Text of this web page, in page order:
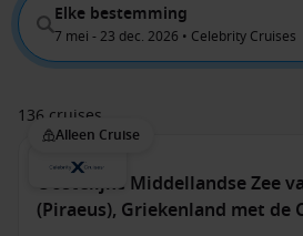
Elke bestemming
7 mei - 23 dec. 2026 • Celebrity Cruises
136 cruises
Alleen Cruise
Oostelijke Middellandse Zee
(Piraeus), Griekenland met